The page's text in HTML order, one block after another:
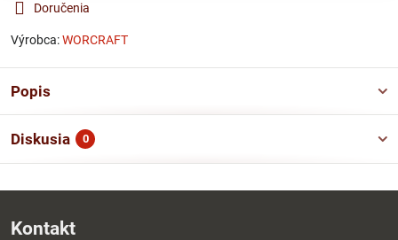
Doručenia
Výrobca:WORCRAFT
Popis
Diskusia 0
Kontakt